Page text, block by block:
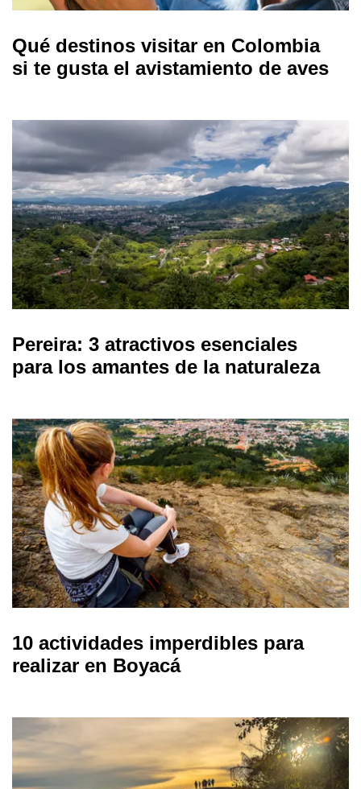
Qué destinos visitar en Colombia
si te gusta el avistamiento de aves
Pereira: 3 atractivos esenciales
para los amantes de la naturaleza
10 actividades imperdibles para
realizar en Boyacá